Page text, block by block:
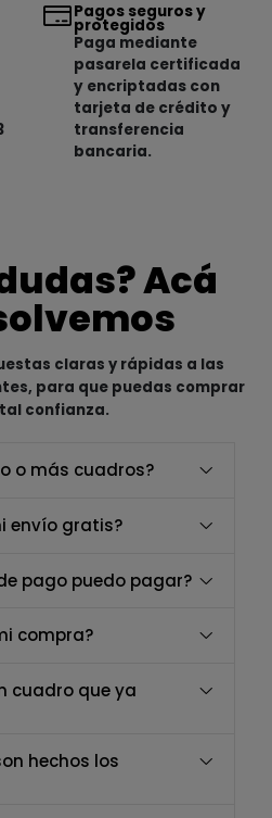
Pagos seguros y
protegidos
Paga mediante
pasarela certificada
y encriptadas con
tarjeta de crédito y
transferencia
bancaria.
Acá
claras y rápidas a las
para que puedas comprar
confianza.
o más cuadros?
envío gratis?
pago puedo pagar?
compra?
cuadro que ya
hechos los